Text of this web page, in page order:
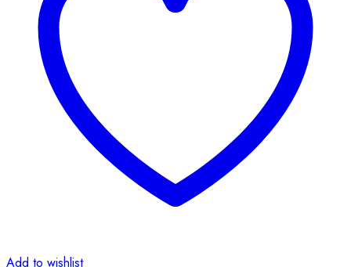
Add to wishlist